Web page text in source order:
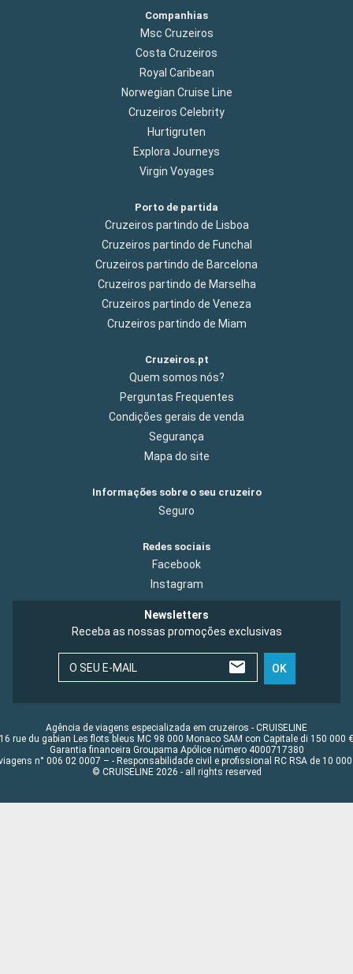
Companhias
Msc Cruzeiros
Costa Cruzeiros
Royal Caribean
Norwegian Cruise Line
Cruzeiros Celebrity
Hurtigruten
Explora Journeys
Virgin Voyages
Porto de partida
Cruzeiros partindo de Lisboa
Cruzeiros partindo de Funchal
Cruzeiros partindo de Barcelona
Cruzeiros partindo de Marselha
Cruzeiros partindo de Veneza
Cruzeiros partindo de Miam
Cruzeiros.pt
Quem somos nós?
Perguntas Frequentes
Condições gerais de venda
Segurança
Mapa do site
Informações sobre o seu cruzeiro
Seguro
Redes sociais
Facebook
Instagram
Newsletters
Receba as nossas promoções exclusivas
O SEU E-MAIL OK
Agência de viagens especializada em cruzeiros - CRUISELINE
16 rue du gabian Les flots bleus MC 98 000 Monaco SAM con Capitale di 150 000 €
Garantia financeira Groupama Apólice número 4000717380
n° 006 02 0007 – - Responsabilidade civil e profissional RC RSA de 10 000
© CRUISELINE 2026 - all rights reserved